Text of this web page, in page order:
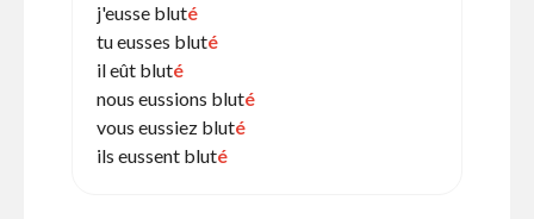
j'eusse bluté
tu eusses bluté
il eût bluté
nous eussions bluté
vous eussiez bluté
ils eussent bluté